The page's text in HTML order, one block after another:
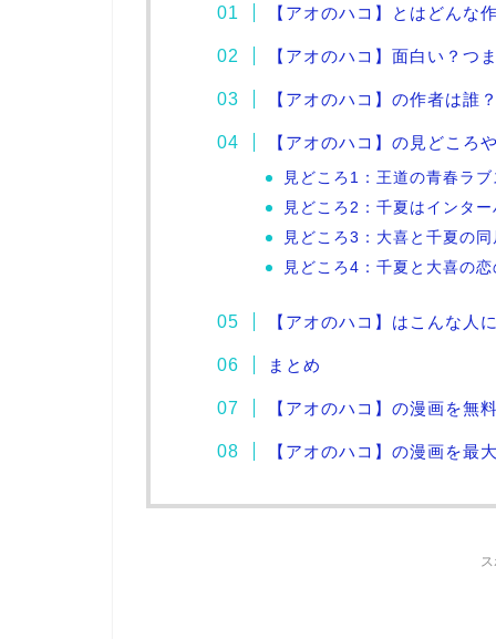
【アオのハコ】とはどんな
【アオのハコ】面白い？つ
【アオのハコ】の作者は誰
【アオのハコ】の見どころ
見どころ1：王道の青春ラ
見どころ2：千夏はインタ
見どころ3：大喜と千夏の
見どころ4：千夏と大喜の
【アオのハコ】はこんな人
まとめ
【アオのハコ】の漫画を無
【アオのハコ】の漫画を最